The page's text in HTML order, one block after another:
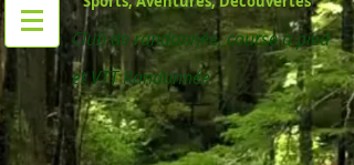
Club de randonnée,course à pied
et VTT Randonnée